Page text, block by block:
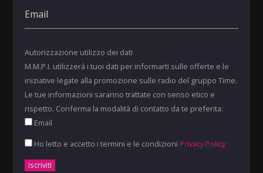
Autorizzazione utilizzo dei dati
M.M.P.I. utilizzerà i tuoi dati per informarti sulle offerte e le
iniziative legate alla promozione sulle radio del gruppo Time.
Le tue informazioni saranno trattate con senso etico e
rispetto. Conferma la modalità di contatto da te preferita:
Email
Ho letto e accetto i termini e le condizioni Privacy Policy